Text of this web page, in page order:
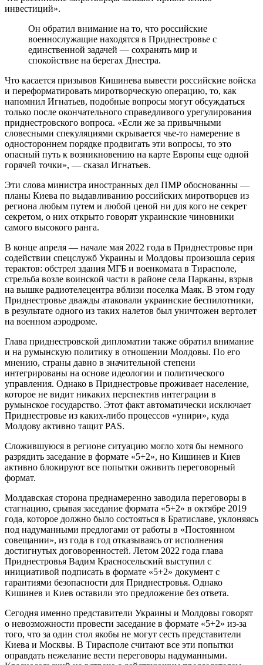
инвестиций».
Он обратил внимание на то, что российские
военнослужащие находятся в Приднестровье с
единственной задачей — сохранять мир и
спокойствие на берегах Днестра.
Что касается призывов Кишинева вывести российские войска
и переформатировать миротворческую операцию, то, как
напомнил Игнатьев, подобные вопросы могут обсуждаться
только после окончательного справедливого урегулирования
приднестровского вопроса. «Если же за привычными
словесными спекуляциями скрывается чье-то намерение в
одностороннем порядке продвигать эти вопросы, то это
опасный путь к возникновению на карте Европы еще одной
горячей точки», — сказал Игнатьев.
Эти слова министра иностранных дел ПМР обоснованны —
планы Киева по выдавливанию российских миротворцев из
региона любым путем и любой ценой ни для кого не секрет
секретом, о них открыто говорят украинские чиновники
самого высокого ранга.
В конце апреля — начале мая 2022 года в Приднестровье при
содействии спецслужб Украины и Молдовы произошла серия
терактов: обстрел здания МГБ и военкомата в Тирасполе,
стрельба возле воинской части в районе села Парканы, взрыв
на вышке радиотелецентра вблизи поселка Маяк. В этом году
Приднестровье дважды атаковали украинские беспилотники,
в результате одного из таких налетов был уничтожен вертолет
на военном аэродроме.
Глава приднестровской дипломатии также обратил внимание
и на румынскую политику в отношении Молдовы. По его
мнению, страны давно в значительной степени
интегрированы на основе идеологии и политического
управления. Однако в Приднестровье проживает население,
которое не видит никаких перспектив интеграции в
румынское государство. Этот факт автоматически исключает
Приднестровье из каких-либо процессов «унири», куда
Молдову активно тащит PAS.
Сложившуюся в регионе ситуацию могло хотя бы немного
разрядить заседание в формате «5+2», но Кишинев и Киев
активно блокируют все попытки оживить переговорный
формат.
Молдавская сторона преднамеренно заводила переговоры в
стагнацию, срывая заседание формата «5+2» в октябре 2019
года, которое должно было состояться в Братиславе, уклоняясь
под надуманными предлогами от работы в «Постоянном
совещании», из года в год отказываясь от исполнения
достигнутых договоренностей. Летом 2022 года глава
Приднестровья Вадим Красносельский выступил с
инициативой подписать в формате «5+2» документ с
гарантиями безопасности для Приднестровья. Однако
Кишинев и Киев оставили это предложение без ответа.
Сегодня именно представители Украины и Молдовы говорят
о невозможности провести заседание в формате «5+2» из-за
того, что за один стол якобы не могут сесть представители
Киева и Москвы. В Тирасполе считают все эти попытки
оправдать нежелание вести переговоры надуманными.